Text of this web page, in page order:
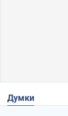
Думки